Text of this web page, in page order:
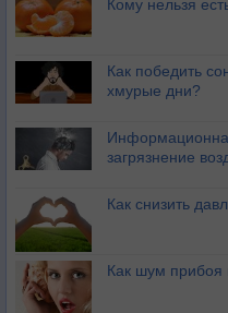
Кому нельзя
Как победить
хмурые дни?
загрязнение
Как снизить
Как шум прибоя